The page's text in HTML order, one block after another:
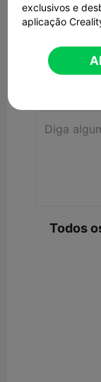
9.67MB
Denunciar
Todos
exclusivos e
aplicação